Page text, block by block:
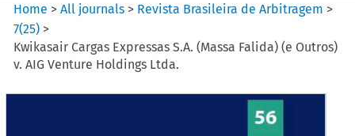
Home >All journals > Revista Brasileira de Arbitragem >
7(25) >
Kwikasair Cargas Expressas S.A. (Massa Falida) (e Outros)
v. AIG Venture Holdings Ltda.